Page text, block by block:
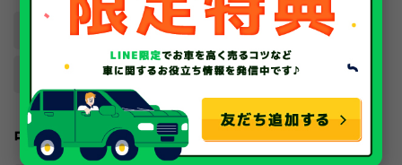
大阪府 京都府 兵庫県
奈良県 滋賀県 和歌山県
中国